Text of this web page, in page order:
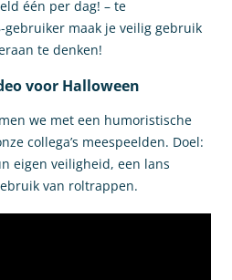
één per dag! – te
gebruiker maak je veilig gebruik
te denken!
voor Halloween
we met een humoristische
collega’s meespeelden. Doel:
eigen veiligheid, een lans
van roltrappen.